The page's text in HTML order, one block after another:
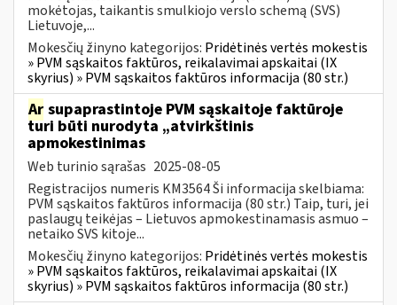
mokėtojas, taikantis smulkiojo verslo schemą (SVS)
Lietuvoje,...
Mokesčių žinyno kategorijos: Pridėtinės vertės mokestis
» PVM sąskaitos faktūros, reikalavimai apskaitai (IX
skyrius) » PVM sąskaitos faktūros informacija (80 str.)
Ar supaprastintoje PVM sąskaitoje faktūroje
turi būti nurodyta „atvirkštinis
apmokestinimas
Web turinio sąrašas 2025-08-05
Registracijos numeris KM3564 Ši informacija skelbiama:
PVM sąskaitos faktūros informacija (80 str.) Taip, turi, jei
paslaugų teikėjas – Lietuvos apmokestinamasis asmuo –
netaiko SVS kitoje...
Mokesčių žinyno kategorijos: Pridėtinės vertės mokestis
» PVM sąskaitos faktūros, reikalavimai apskaitai (IX
skyrius) » PVM sąskaitos faktūros informacija (80 str.)